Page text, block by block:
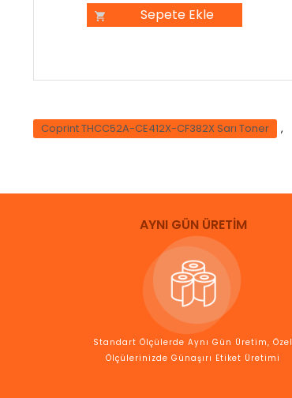
Sepete Ekle
Coprint THCC52A-CE412X-CF382X Sarı Toner
,
AYNI GÜN ÜRETİM
Standart Ölçülerde Aynı Gün Üretim, Özel
Ölçülerinizde Günaşırı Etiket Üretimi